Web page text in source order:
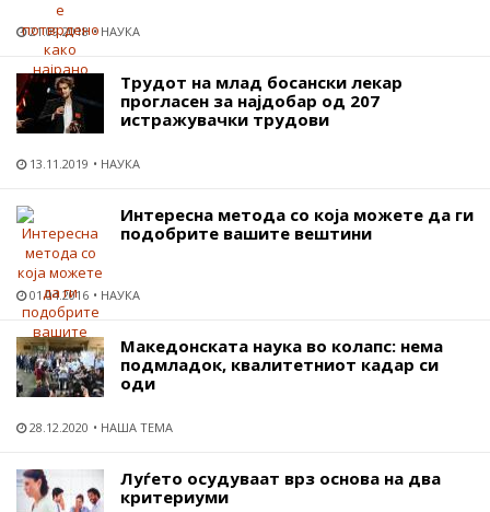
21.09.2018 НАУКА
Трудот на млад босански лекар
прогласен за најдобар од 207
истражувачки трудови
13.11.2019 НАУКА
Интересна метода со која можете да ги
подобрите вашите вештини
01.04.2016 НАУКА
Македонската наука во колапс: нема
подмладок, квалитетниот кадар си
оди
28.12.2020 НАША ТЕМА
Луѓето осудуваат врз основа на два
критериуми